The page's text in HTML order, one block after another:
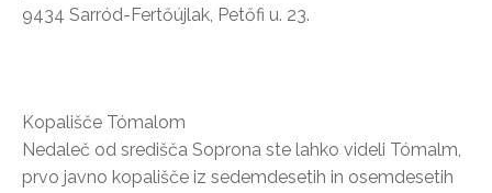
9434 Sarród-Fertőújlak, Petőfi u. 23.
Kopališče Tómalom
Nedaleč od središča Soprona ste lahko videli Tómalm,
prvo javno kopališče iz sedemdesetih in osemdesetih